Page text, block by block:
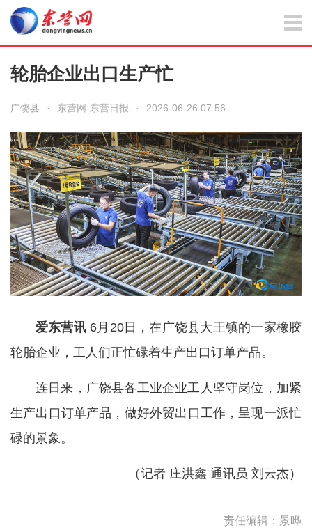
轮胎企业出口生产忙
广饶县 · 东营网-东营日报 · 2026-06-26 07:56
爱东营讯6月20日，在广饶县大王镇的一家橡胶
轮胎企业，工人们正忙碌着生产出口订单产品。
连日来，广饶县各工业企业工人坚守岗位，加紧
生产出口订单产品，做好外贸出口工作，呈现一派忙
碌的景象。
（记者 庄洪鑫 通讯员 刘云杰）
责任编辑：景晔